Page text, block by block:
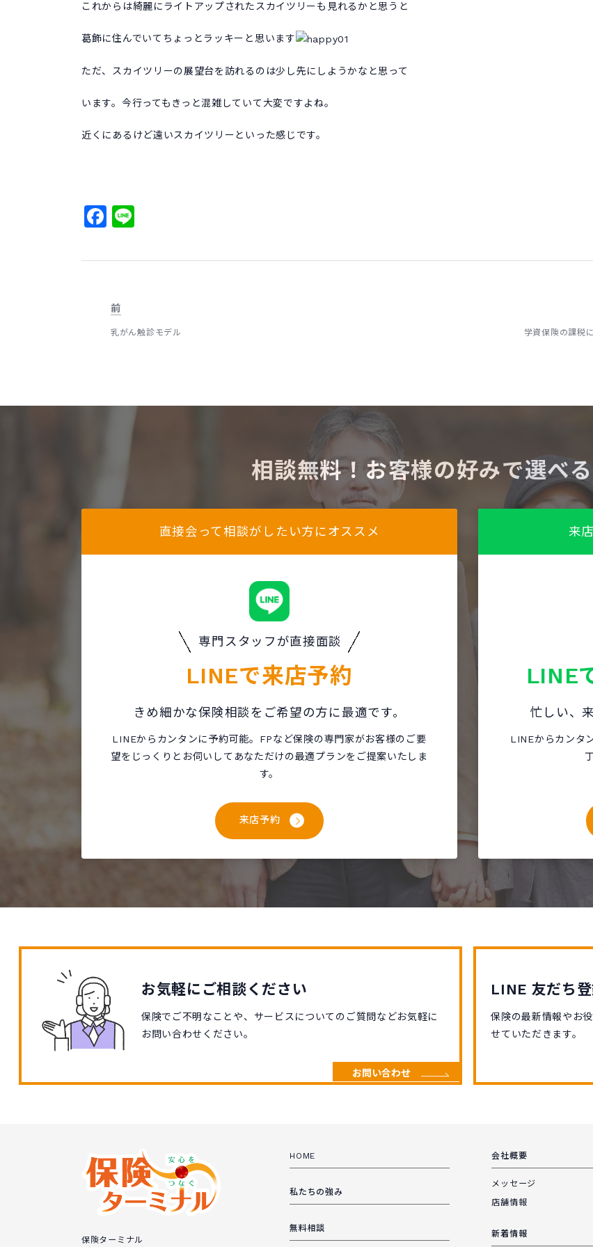
これからは綺麗にライトアップされたスカイツリーも見れるかと思うと
葛飾に住んでいてちょっとラッキーと思います
ただ、スカイツリーの展望台を訪れるのは少し先にしようかなと思って
います。今行ってもきっと混雑していて大変ですよね。
近くにあるけど遠いスカイツリーといった感じです。
Facebook
前
乳がん触診モデル 学資保険の課税
相談無料！お客様の好みで選べ
直接会って相談がしたい方にオススメ
専門スタッフが直接面談
LINEで来店予約
きめ細かな保険相談をご希望の方に最適です。
LINEからカンタンに予約可能。FPなど保険の専門家がお客様のご要
望をじっくりとお伺いしてあなただけの最適プランをご提案いたしま
す。
来店予約
来
LINE
忙しい、
LINEからカンタ
お気軽にご相談ください
保険でご不明なことや、サービスについてのご質問などお気軽に
お問い合わせください。
お問い合わせ
LINE 友だち
保険の最新情報やお
せていただきます。
保険ターミナル
HOME
私たちの強み
無料相談
会社概要
メッセージ
店舗情報
新着情報